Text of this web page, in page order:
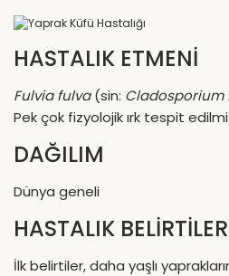
HASTALIK ETMENİ
Fulvia fulva(sin: Cladosporium
Pek çok fizyolojik ırk tespit
DAĞILIM
Dünya geneli
HASTALIK
İlk belirtiler, daha yaşlı